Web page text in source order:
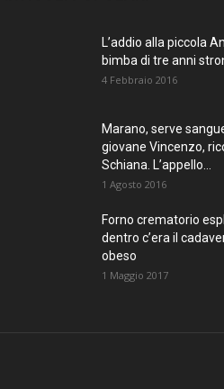
L’addio alla piccola
bimba di tre anni
4 Febbraio 2016
Marano, serve
giovane Vincenzo,
Schiana. L’appello...
1 Agosto 2016
Forno crematorio
dentro c’era il
obeso
1 Maggio 2017